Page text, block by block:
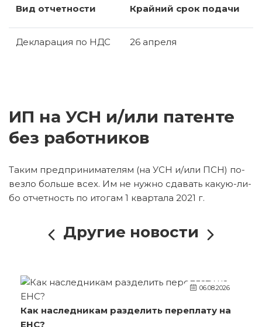
Вид от­чет­но­сти Край­ний срок по­да­чи
Де­кла­ра­ция по НДС 26 ап­ре­ля
ИП на УСН и/или патенте
без работников
Таким пред­при­ни­ма­те­лям (на УСН и/или ПСН) по­
вез­ло боль­ше всех. Им не нужно сда­вать ка­кую-ли­
бо от­чет­ность по ито­гам 1 квар­та­ла 2021 г.
Другие новости
06.08.2026
Как наследникам разделить переплату на
ЕНС?